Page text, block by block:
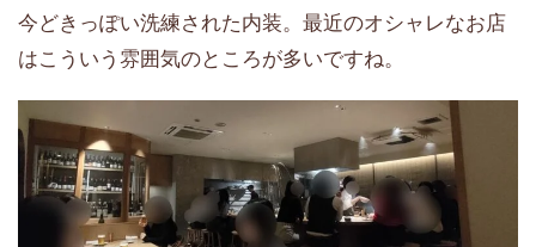
今どきっぽい洗練された内装。最近のオシャレなお店
はこういう雰囲気のところが多いですね。